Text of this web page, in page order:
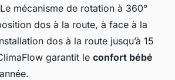
mécanisme de rotation à 360°
dos à la route, à face à la
dos à la route jusqu’à 15
garantit le confort bébé